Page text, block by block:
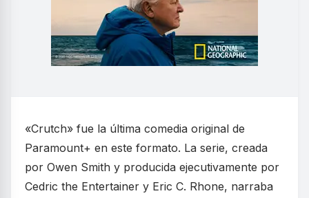
«Crutch» fue la última comedia original de
Paramount+ en este formato. La serie, creada
por Owen Smith y producida ejecutivamente por
Cedric the Entertainer y Eric C. Rhone, narraba